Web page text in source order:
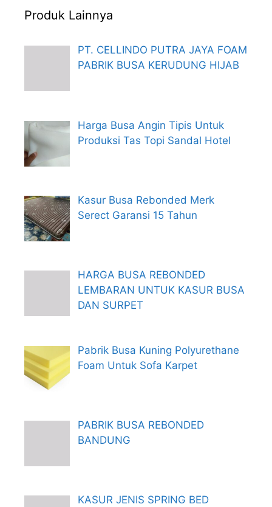
Produk Lainnya
PT. CELLINDO PUTRA JAYA FOAM
PABRIK BUSA KERUDUNG HIJAB
Harga Busa Angin Tipis Untuk
Produksi Tas Topi Sandal Hotel
Kasur Busa Rebonded Merk
Serect Garansi 15 Tahun
HARGA BUSA REBONDED
LEMBARAN UNTUK KASUR BUSA
DAN SURPET
Pabrik Busa Kuning Polyurethane
Foam Untuk Sofa Karpet
PABRIK BUSA REBONDED
BANDUNG
KASUR JENIS SPRING BED